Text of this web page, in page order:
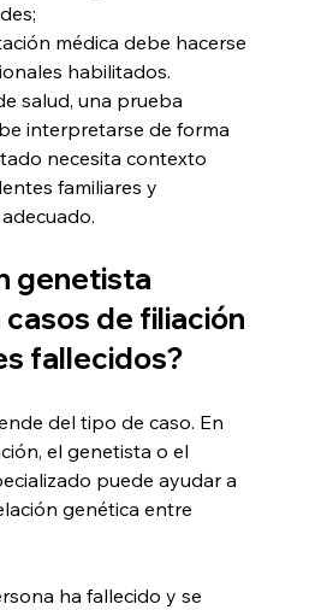
médica debe hacerse
habilitados.
salud, una prueba
interpretarse de forma
necesita contexto
familiares y
genetista
casos de filiación
fallecidos?
del tipo de caso. En
el genetista o el
puede ayudar a
genética entre
ha fallecido y se